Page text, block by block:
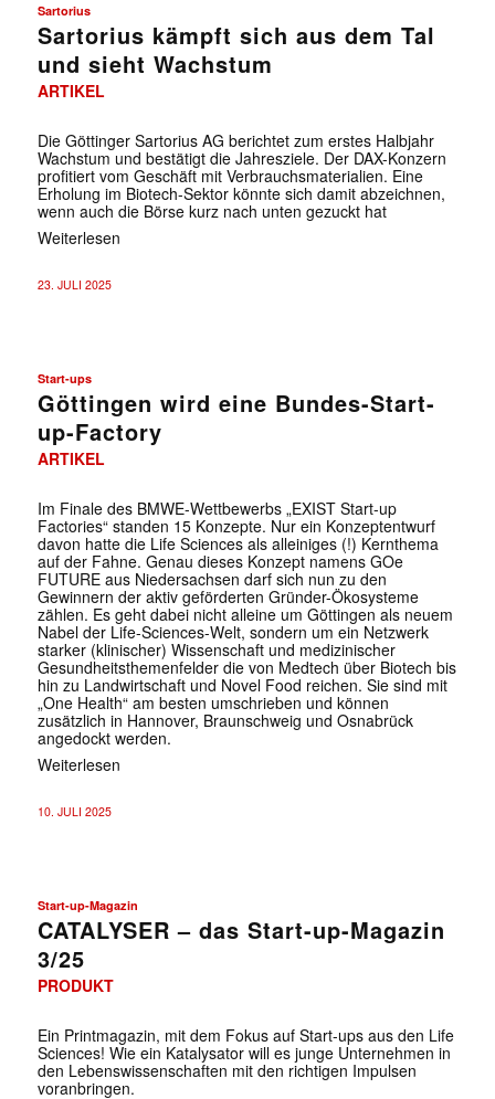
Sartorius
Sartorius kämpft sich aus dem Tal
und sieht Wachstum
ARTIKEL
Die Göttinger Sartorius AG berichtet zum erstes Halbjahr
Wachstum und bestätigt die Jahresziele. Der DAX-Konzern
profitiert vom Geschäft mit Verbrauchsmaterialien. Eine
Erholung im Biotech-Sektor könnte sich damit abzeichnen,
wenn auch die Börse kurz nach unten gezuckt hat
Weiterlesen
23. JULI 2025
Start-ups
Göttingen wird eine Bundes-Start-
up-Factory
ARTIKEL
Im Finale des BMWE-Wettbewerbs „EXIST Start-up
Factories“ standen 15 Konzepte. Nur ein Konzeptentwurf
davon hatte die Life Sciences als alleiniges (!) Kernthema
auf der Fahne. Genau dieses Konzept namens GOe
FUTURE aus Niedersachsen darf sich nun zu den
Gewinnern der aktiv geförderten Gründer-Ökosysteme
zählen. Es geht dabei nicht alleine um Göttingen als neuem
Nabel der Life-Sciences-Welt, sondern um ein Netzwerk
starker (klinischer) Wissenschaft und medizinischer
Gesundheitsthemenfelder die von Medtech über Biotech bis
hin zu Landwirtschaft und Novel Food reichen. Sie sind mit
„One Health“ am besten umschrieben und können
zusätzlich in Hannover, Braunschweig und Osnabrück
angedockt werden.
Weiterlesen
10. JULI 2025
Start-up-Magazin
CATALYSER – das Start-up-Magazin
3/25
PRODUKT
Ein Printmagazin, mit dem Fokus auf Start-ups aus den Life
Sciences! Wie ein Katalysator will es junge Unternehmen in
den Lebenswissenschaften mit den richtigen Impulsen
voranbringen.